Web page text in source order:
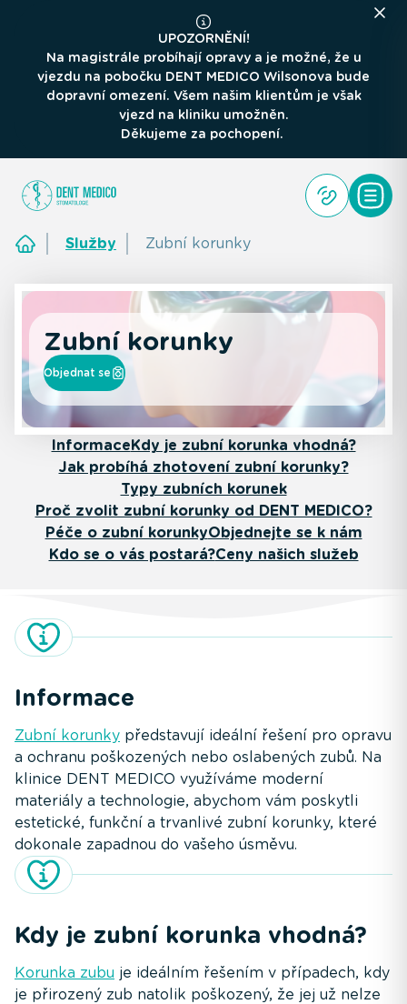
UPOZORNĚNÍ!
Na magistrále probíhají opravy a je možné, že u
vjezdu na pobočku DENT MEDICO Wilsonova bude
dopravní omezení. Všem našim klientům je však
vjezd na kliniku umožněn.
Děkujeme za pochopení.
Služby Zubní korunky
Zubní korunky
Objednat se
InformaceKdy je zubní korunka vhodná?
Jak probíhá zhotovení zubní korunky?
Typy zubních korunek
Proč zvolit zubní korunky od DENT MEDICO?
Péče o zubní korunkyObjednejte se k nám
Kdo se o vás postará?Ceny našich služeb
Informace
Zubní korunky představují ideální řešení pro opravu
a ochranu poškozených nebo oslabených zubů. Na
klinice DENT MEDICO využíváme moderní
materiály a technologie, abychom vám poskytli
estetické, funkční a trvanlivé zubní korunky, které
dokonale zapadnou do vašeho úsměvu.
Kdy je zubní korunka vhodná?
Korunka zubu je ideálním řešením v případech, kdy
je přirozený zub natolik poškozený, že jej už nelze